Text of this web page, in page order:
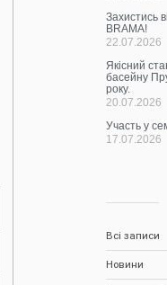
Захистись
BRAMA!
22.07.2026
Якісний
басейну
року.
20.07.2026
Участь у
17.07.2026
Всі записи
Новини